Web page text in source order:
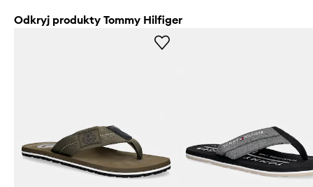
Odkryj produkty Tommy Hilfiger